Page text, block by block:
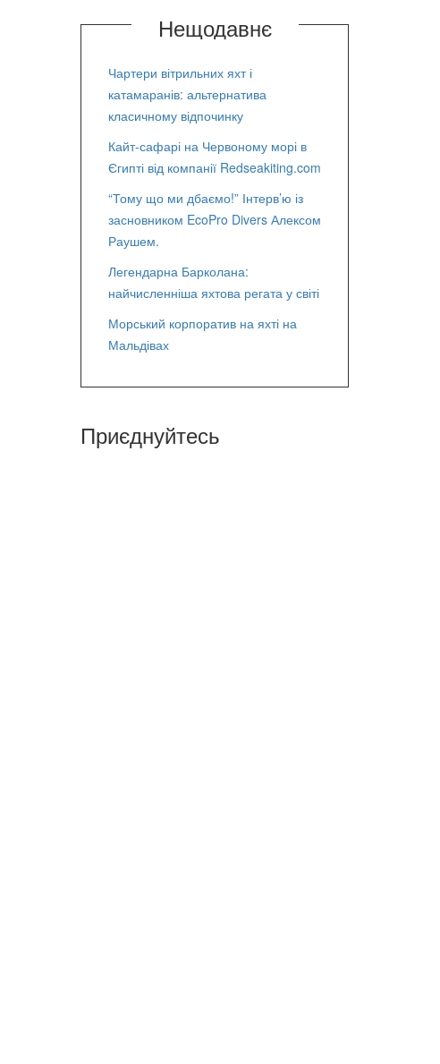
Нещодавнє
Чартери вітрильних яхт і
катамаранів: альтернатива
класичному відпочинку
Кайт-сафарі на Червоному морі в
Єгипті від компанії Redseakiting.com
“Тому що ми дбаємо!” Інтерв’ю із
засновником EcoPro Divers Алексом
Раушем.
Легендарна Барколана:
найчисленніша яхтова регата у світі
Морський корпоратив на яхті на
Мальдівах
Приєднуйтесь